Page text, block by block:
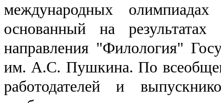
международных
основанный на
направления "Филология"
им. А.С. Пушкина. По
работодателей и